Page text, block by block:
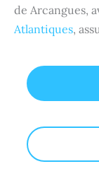
de Arcangues,
Atlantiques,